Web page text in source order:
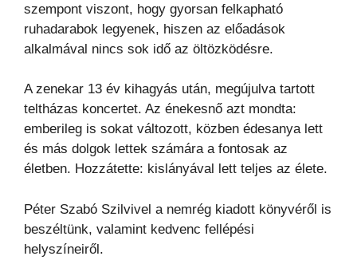
szempont viszont, hogy gyorsan felkapható
ruhadarabok legyenek, hiszen az előadások
alkalmával nincs sok idő az öltözködésre.
A zenekar 13 év kihagyás után, megújulva tartott
teltházas koncertet. Az énekesnő azt mondta:
emberileg is sokat változott, közben édesanya lett
és más dolgok lettek számára a fontosak az
életben. Hozzátette: kislányával lett teljes az élete.
Péter Szabó Szilvivel a nemrég kiadott könyvéről is
beszéltünk, valamint kedvenc fellépési
helyszíneiről.